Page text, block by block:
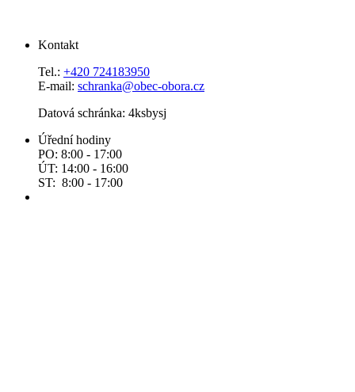
Kontakt
Tel.: +420 724183950
E-mail: schranka@obec-obora.cz
Datová schránka: 4ksbysj
Úřední hodiny
PO: 8:00 - 17:00
ÚT: 14:00 - 16:00
ST: 8:00 - 17:00